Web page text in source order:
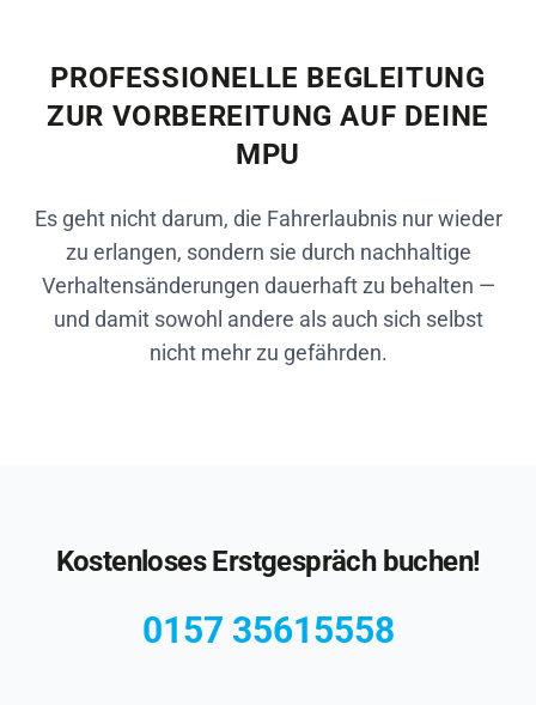
PROFESSIONELLE BEGLEITUNG
ZUR VORBEREITUNG AUF DEINE
MPU
Es geht nicht darum, die Fahrerlaubnis nur wieder
zu erlangen, sondern sie durch nachhaltige
Verhaltensänderungen dauerhaft zu behalten —
und damit sowohl andere als auch sich selbst
nicht mehr zu gefährden.
Kostenloses Erstgespräch buchen!
0157 35615558